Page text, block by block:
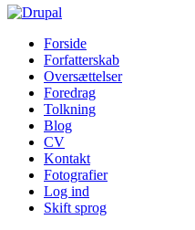
Forside
Forfatterskab
Oversættelser
Foredrag
Tolkning
Blog
CV
Kontakt
Fotografier
Log ind
Skift sprog